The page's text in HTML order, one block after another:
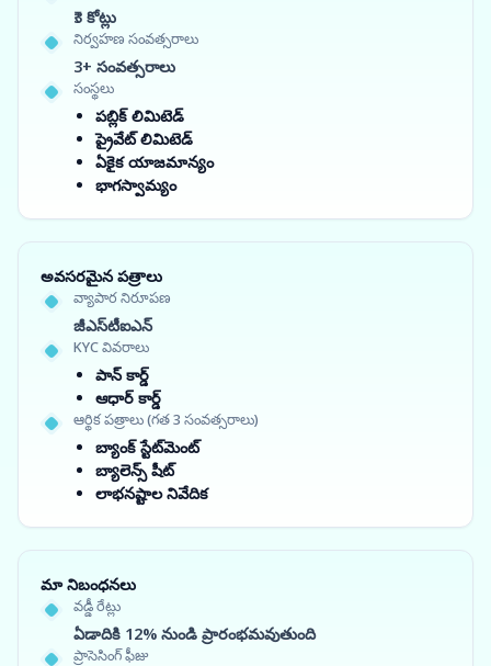
₹3 కోట్లు
నిర్వహణ సంవత్సరాలు
3+ సంవత్సరాలు
సంస్థలు
పబ్లిక్ లిమిటెడ్
ప్రైవేట్ లిమిటెడ్
ఏకైక యాజమాన్యం
భాగస్వామ్యం
అవసరమైన పత్రాలు
వ్యాపార నిరూపణ
జీఎస్‌టీఐఎన్
KYC వివరాలు
పాన్ కార్డ్
ఆధార్ కార్డ్
ఆర్థిక పత్రాలు (గత 3 సంవత్సరాలు)
బ్యాంక్ స్టేట్‌మెంట్
బ్యాలెన్స్ షీట్
లాభనష్టాల నివేదిక
మా నిబంధనలు
వడ్డీ రేట్లు
ఏడాదికి 12% నుండి ప్రారంభమవుతుంది
ప్రాసెసింగ్ ఫీజు